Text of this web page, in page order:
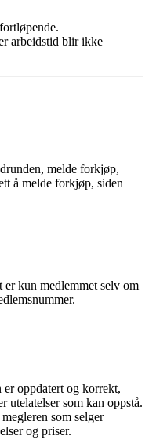
arbeidstid blir ikke
melde forkjøp,
å melde forkjøp, siden
kun medlemmet selv om
oppdatert og korrekt,
utelatelser som kan oppstå.
som selger
og priser.